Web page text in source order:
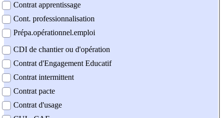
Contrat apprentissage
Cont. professionnalisation
Prépa.opérationnel.emploi
CDI de chantier ou d'opération
Contrat d'Engagement Educatif
Contrat intermittent
Contrat pacte
Contrat d'usage